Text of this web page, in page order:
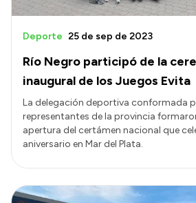
Río Negro participó de la
inaugural de los Juegos Evita
Deporte 25 de sep de 2023
La delegación deportiva conformada
representantes de la provincia
apertura del certámen nacional que
aniversario en Mar del Plata.